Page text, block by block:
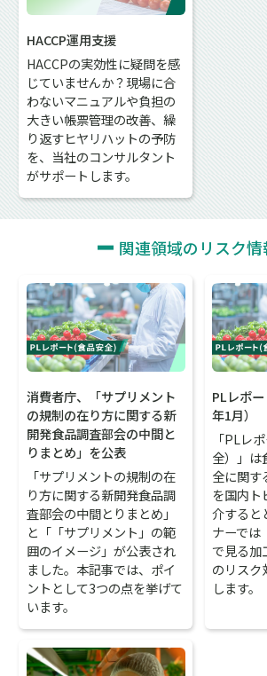
HACCP運用支援
HACCPの実効性に疑問を感
じていませんか？現場に合
わないマニュアルや負担の
大きい帳票管理の改善、繰
り返すヒヤリハットの予防
を、当社のコンサルタント
がサポートします。
関連領域のリスク情
消費者庁、「サプリメント
の規制の在り方に関する新
開発食品調査部会の中間と
りまとめ」を公表
「サプリメントの規制の在
り方に関する新開発食品調
査部会の中間とりまとめ」
と「「サプリメント」の範
囲のイメージ」が公表され
ました。本記事では、ポイ
ントとして3つの点を挙げて
います。
PLレポ
年1月）
「PLレ
全）」は
全に関す
を国内ト
介すると
ナーでは
で見る加
のリスク
します。